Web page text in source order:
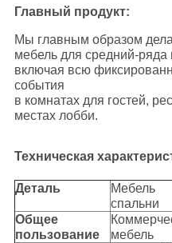
Главный продукт:
Мы главным образом
мебель для средний-
включая всю
события
в комнатах для гостей,
местах лобби.
Техническая
Деталь
Мебель
спальни
Общее
пользование
мебель